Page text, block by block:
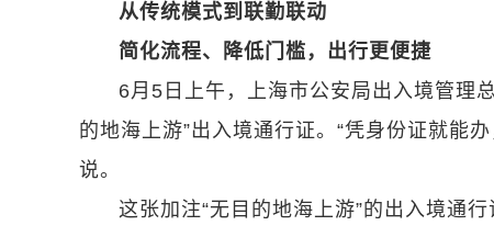
从传统模式到联勤联动
简化流程、降低门槛，出行更便捷
6月5日上午，上海市公安局出入境管理
的地海上游”出入境通行证。“凭身份证就能
说。
这张加注“无目的地海上游”的出入境通